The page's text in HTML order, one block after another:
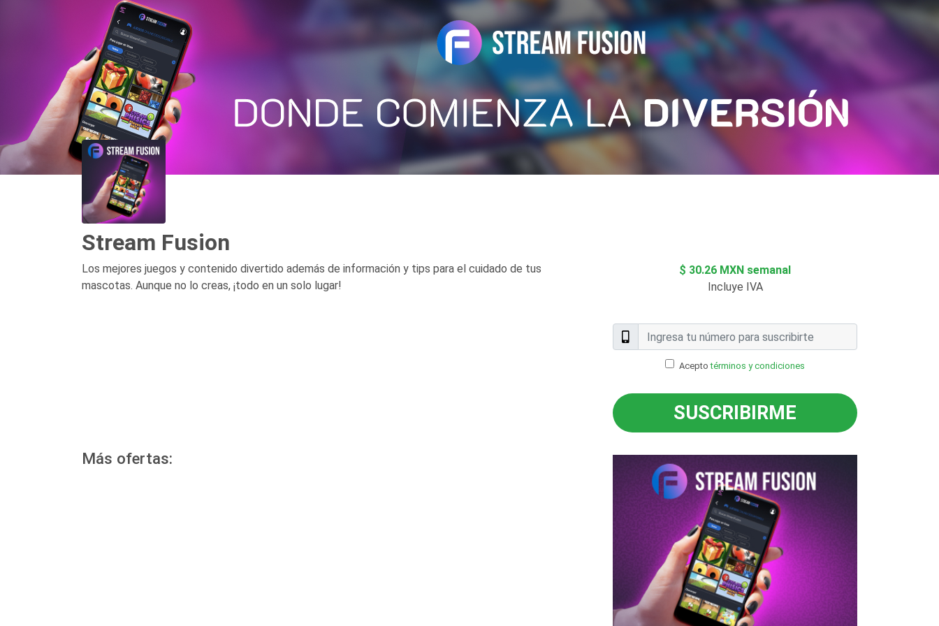
Stream Fusion
Los mejores juegos y contenido divertido además de información y tips para el cuidado de tus
mascotas. Aunque no lo creas, ¡todo en un solo lugar!
$ 30.26 MXN semanal
Incluye IVA
Aceptotérminos y condiciones
SUSCRIBIRME
Más ofertas: